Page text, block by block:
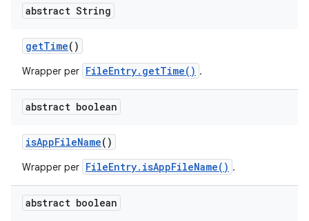
abstract String
getTime()
Wrapper per FileEntry.getTime() .
abstract boolean
isAppFileName()
Wrapper per FileEntry.isAppFileName() .
abstract boolean